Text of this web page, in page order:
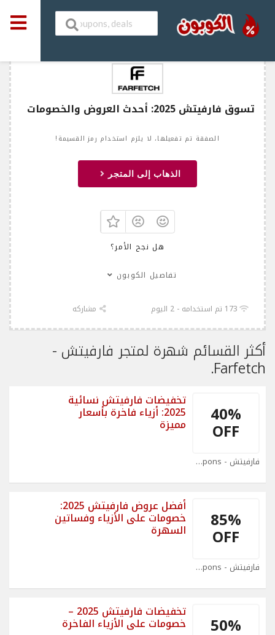
تسوق فارفيتش 2025: أحدث العروض والخصومات
الصفقة تم تفعيلها، لا يلزم استخدام رمز القسيمة!
الذهاب إلى المتجر
هل نجح الأمر؟
تفاصيل الكوبون
173 تم استخدامه - 2 اليوم مشاركه
أكثر القسائم شهرة لمتجر فارفيتش -
Farfetch.
40%
OFF
فارفيتش - Farfetch Coupons
تخفيضات فارفيتش نسائية
2025: أزياء فاخرة بأسعار
مميزة
85%
OFF
فارفيتش - Farfetch Coupons
أفضل عروض فارفيتش 2025:
خصومات على الأزياء وفساتين
السهرة
50%
تخفيضات فارفيتش 2025 –
خصومات على الأزياء الفاخرة